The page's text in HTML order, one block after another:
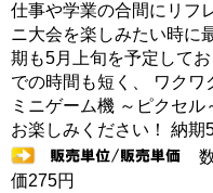
仕事や学業の合間にリフ
ニ大会を楽しみたい時に
期も5月上旬を予定して
での時間も短く、 ワク
ミニゲーム機 ～ピクセ
お楽しみください！ 納期
価275円